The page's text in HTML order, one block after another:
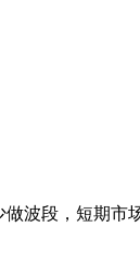
波段，短期市